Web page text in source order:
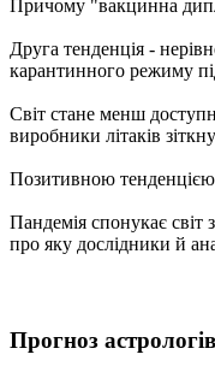
Причому "вакцинна
Друга тенденція -
карантинного режиму
Світ стане менш
виробники літаків
Позитивною тенденцією
Пандемія спонукає світ
про яку дослідники й
Прогноз астрологів